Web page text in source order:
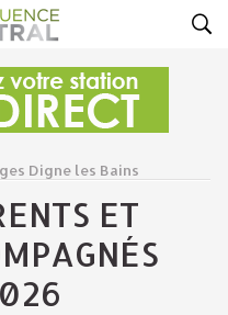
Digne les Bains
ET